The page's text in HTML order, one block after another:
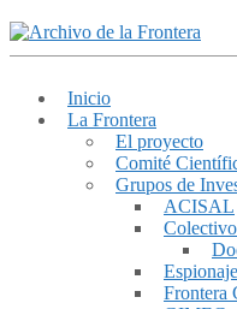
Inicio
La Frontera
El proyecto
Comité
Grupos de
ACISAL
Frontera